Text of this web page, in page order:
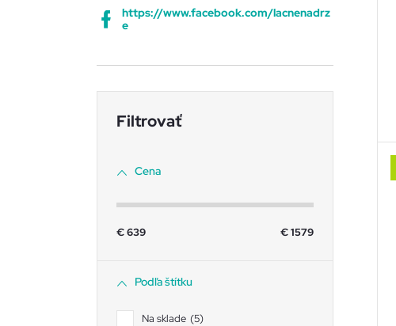
https://www.facebook.com/lacnenadrz
e
Cena
€639 €1579
Podľa štítku
Na sklade 5
u
k
u